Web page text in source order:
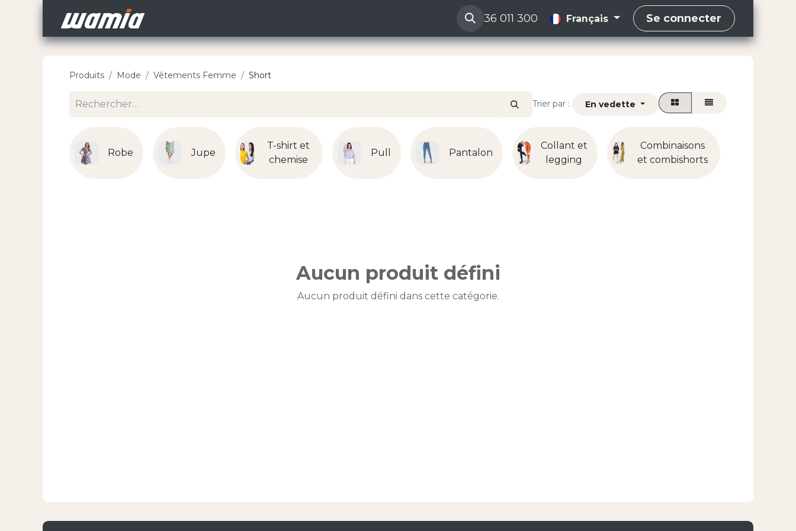
36 011 300 Français Se connecter
Produits Mode Vêtements Femme Short
Trier par : En vedette
Robe Jupe
T-shirt et
chemise
Pull Pantalon
Collant et
legging
Combinaisons
et combishorts
Aucun produit défini
Aucun produit défini dans cette catégorie.